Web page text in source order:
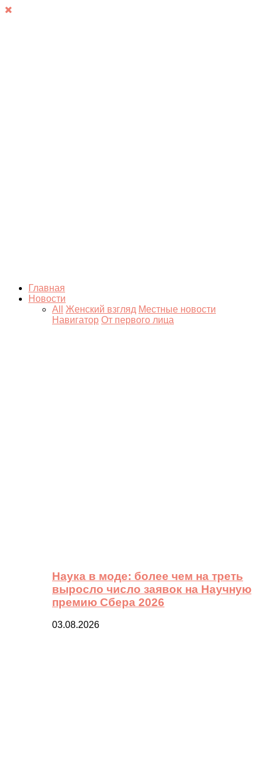
Главная
Новости
All
Женский взгляд Местные новости
Навигатор От первого лица
Наука в моде: более чем на треть
выросло число заявок на Научную
премию Сбера 2026
03.08.2026